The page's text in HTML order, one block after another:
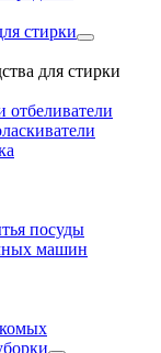
стирки
для стирки
посуды
машин